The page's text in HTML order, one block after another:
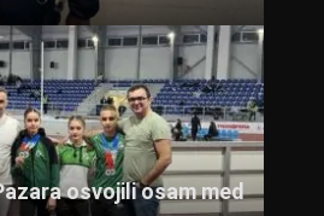
osvojili osam med